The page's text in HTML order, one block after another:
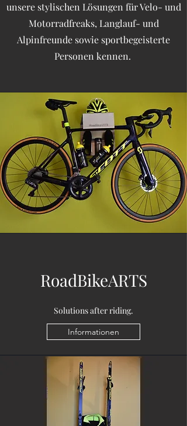
unsere stylischen Lösungen für Velo- und
Motorradfreaks, Langlauf- und
Alpinfreunde sowie sportbegeisterte
Personen kennen.
RoadBikeARTS
Solutions after riding.
Informationen